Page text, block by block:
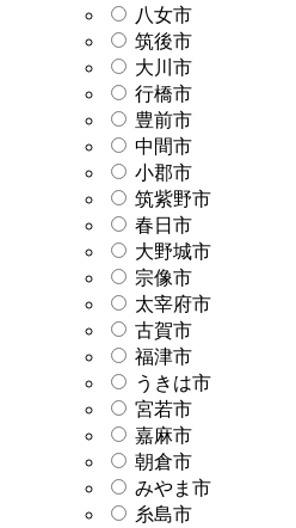
八女市
筑後市
大川市
行橋市
豊前市
中間市
小郡市
筑紫野市
春日市
大野城市
宗像市
太宰府市
古賀市
福津市
うきは市
宮若市
嘉麻市
朝倉市
みやま市
糸島市